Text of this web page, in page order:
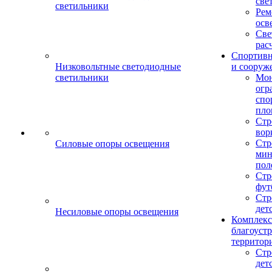
светильники
Низковольтные светодиодные
светильники
Силовые опоры освещения
Несиловые опоры освещения
и